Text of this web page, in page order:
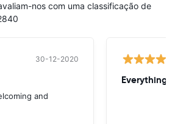
nos com uma classificação de
30-12-2020
and
Everything